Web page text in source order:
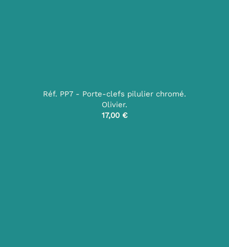
Réf. PP7 - Porte-clefs pilulier chromé.
Olivier.
17,00 €